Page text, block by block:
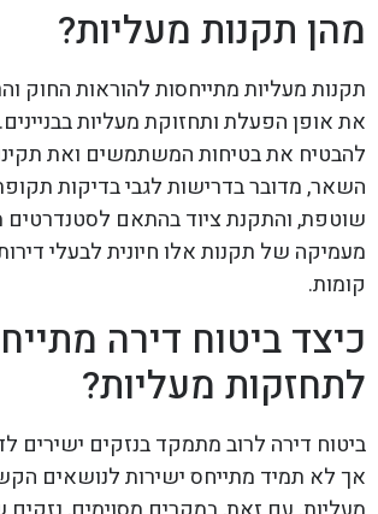
מהן תקנות מעליות?
תקנות מעליות מתייחסות להוראות החוק
את אופן הפעלת ותחזוקת מעליות
להבטיח את בטיחות המשתמשים ואת
השאר, מדובר בדרישות לגבי בדיקות
שוטפת, והתקנת ציוד בהתאם לסטנדרטים
מעמיקה של תקנות אלו חיונית לבעלי דירות
קומות.
כיצד ביטוח דירה
לתחזקות מעליות?
ביטוח דירה לרוב מתמקד בנזקים ישירים
אך לא תמיד מתייחס ישירות לנושאים